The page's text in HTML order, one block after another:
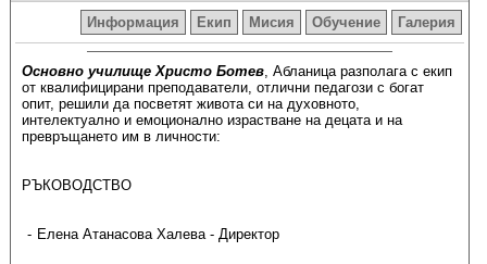
Информация Екип Мисия Обучение Галерия
Основно училище Христо Ботев, Абланица разполага с екип
от квалифицирани преподаватели, отлични педагози с богат
опит, решили да посветят живота си на духовното,
интелектуално и емоционално израстване на децата и на
превръщането им в личности:
РЪКОВОДСТВО
Елена Атанасова Халева - Директор